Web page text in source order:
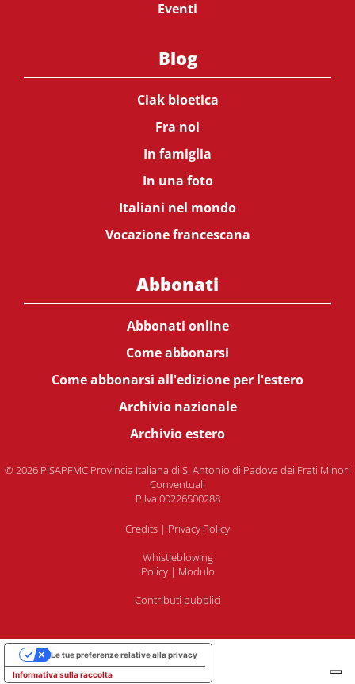
Eventi
Blog
Ciak bioetica
Fra noi
In famiglia
In una foto
Italiani nel mondo
Vocazione francescana
Abbonati
Abbonati online
Come abbonarsi
Come abbonarsi all'edizione per l'estero
Archivio nazionale
Archivio estero
© 2026 PISAPFMC Provincia Italiana di S. Antonio di Padova dei Frati Minori
Conventuali
P.Iva 00226500288
Credits | Privacy Policy
Whistleblowing
Policy| Modulo
Contributi pubblici
Informativa sulla raccolta
Le tue preferenze relative alla privacy